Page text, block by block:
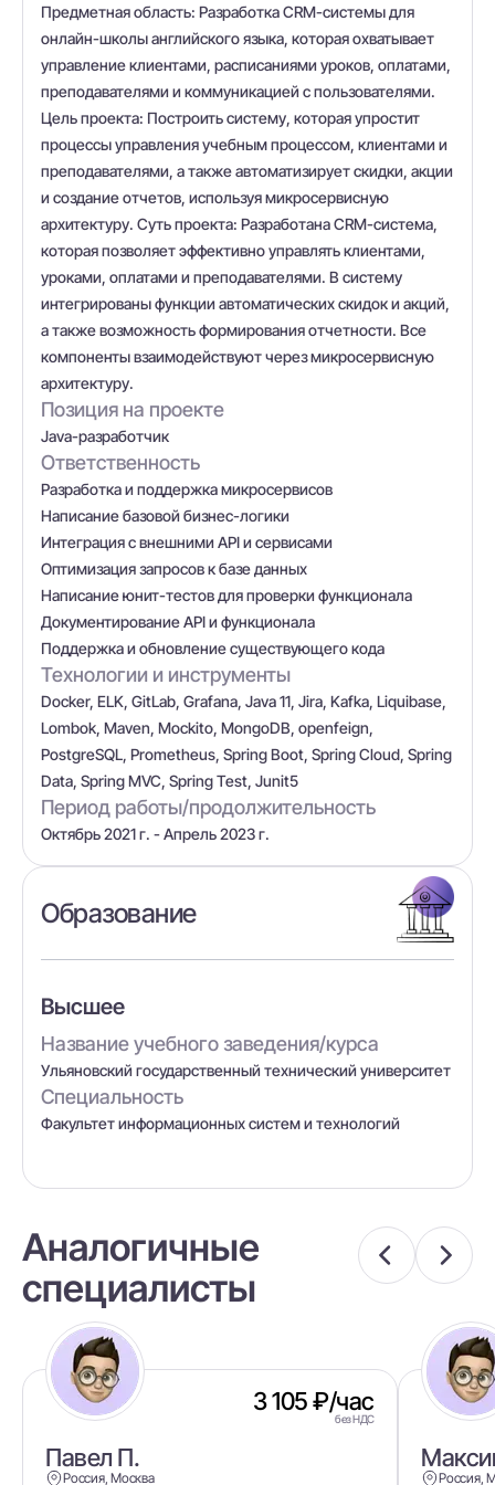
Предметная область: Разработка CRM-системы для
онлайн-школы английского языка, которая охватывает
управление клиентами, расписаниями уроков, оплатами,
преподавателями и коммуникацией с пользователями.
Цель проекта: Построить систему, которая упростит
процессы управления учебным процессом, клиентами и
преподавателями, а также автоматизирует скидки, акции
и создание отчетов, используя микросервисную
архитектуру. Суть проекта: Разработана CRM-система,
которая позволяет эффективно управлять клиентами,
уроками, оплатами и преподавателями. В систему
интегрированы функции автоматических скидок и акций,
а также возможность формирования отчетности. Все
компоненты взаимодействуют через микросервисную
архитектуру.
Позиция на проекте
Java-разработчик
Ответственность
Разработка и поддержка микросервисов
Написание базовой бизнес-логики
Интеграция с внешними API и сервисами
Оптимизация запросов к базе данных
Написание юнит-тестов для проверки функционала
Документирование API и функционала
Поддержка и обновление существующего кода
Технологии и инструменты
Docker, ELK, GitLab, Grafana, Java 11, Jira, Kafka, Liquibase,
Lombok, Maven, Mockito, MongoDB, openfeign,
PostgreSQL, Prometheus, Spring Boot, Spring Cloud, Spring
Data, Spring MVC, Spring Test, Junit5
Период работы/продолжительность
Октябрь 2021 г. - Апрель 2023 г.
Образование
Высшее
Название учебного заведения/курса
Ульяновский государственный технический университет
Специальность
Факультет информационных систем и технологий
Аналогичные
специалисты
Павел П.
Россия, Москва
3 105 ₽/час
без НДС
Россия,